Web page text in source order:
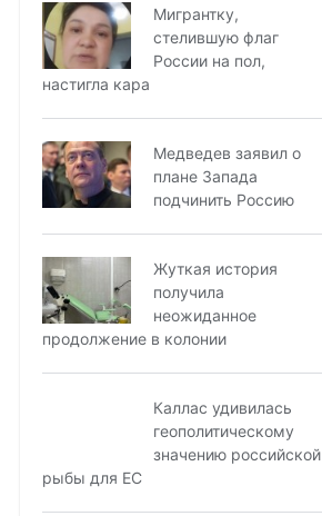
Мигрантку,
стелившую флаг
России на пол,
настигла кара
Медведев заявил о
плане Запада
подчинить Россию
Жуткая история
получила
неожиданное
продолжение в колонии
Каллас удивилась
геополитическому
значению российской
рыбы для ЕС